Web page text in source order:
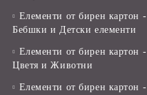
Елементи от бирен картон -
Бебшки и Детски елементи
Елементи от бирен картон -
Цветя и Животни
Елементи от бирен картон -